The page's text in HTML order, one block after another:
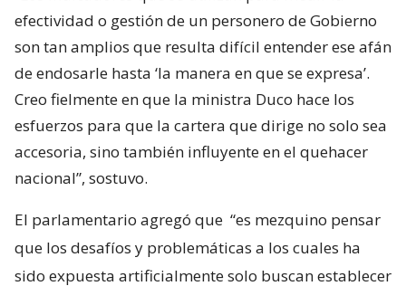
efectividad o gestión de un personero de Gobierno
son tan amplios que resulta difícil entender ese afán
de endosarle hasta ‘la manera en que se expresa’.
Creo fielmente en que la ministra Duco hace los
esfuerzos para que la cartera que dirige no solo sea
accesoria, sino también influyente en el quehacer
nacional”, sostuvo.
El parlamentario agregó que “es mezquino pensar
que los desafíos y problemáticas a los cuales ha
sido expuesta artificialmente solo buscan establecer